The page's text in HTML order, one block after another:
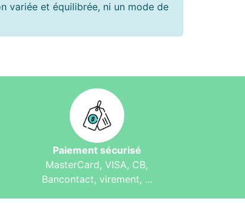
variée et équilibrée, ni un mode de
Paiement sécurisé
MasterCard, VISA, CB,
Bancontact, virement, ...